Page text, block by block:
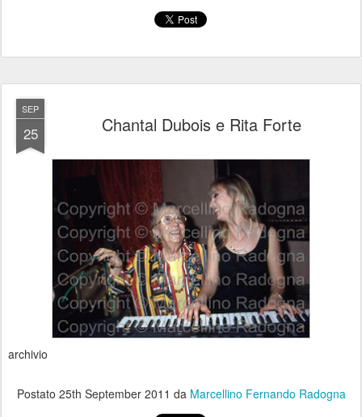
SEP
25 Chantal Dubois e Rita Forte
archivio
Postato 25th September 2011 da Marcellino Fernando Radogna